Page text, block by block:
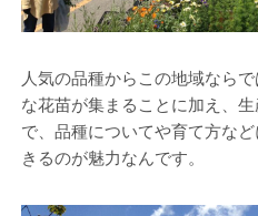
人気の品種からこの地域なら
な花苗が集まることに加え、
で、品種についてや育て方な
きるのが魅力なんです。